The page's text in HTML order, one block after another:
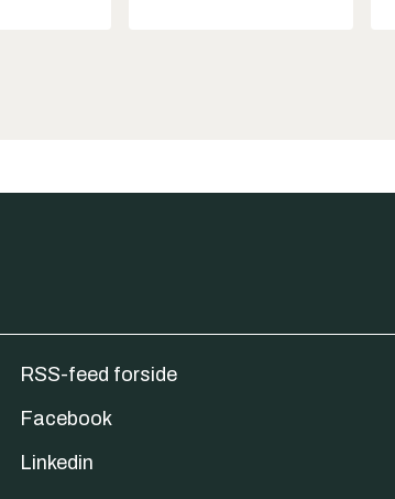
RSS-feed forside
Facebook
Linkedin